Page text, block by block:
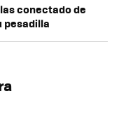
conectado de
pesadilla